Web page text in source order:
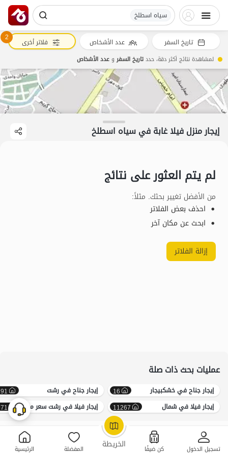
سیاه اسطلخ
الخريطة تسجيل الدخول كن ضيفًا المفضلة الرئيسية
OpenStreetMap
إيجار منزل فيلا غابة في سیاه اسطلخ
لم يتم العثور على نتائج
من الأفضل تغيير بحثك. مثلاً:
احذف بعض الفلاتر
ابحث عن مكان آخر
إزالة الفلاتر
عمليات بحث ذات صلة
إيجار جناح في خشکبیجار 16 إيجار جناح في رشت
إيجار فيلا في شمال
11267 إيجار فيلا في رشت سعر معقول
تاريخ السفر عدد الأشخاص 2 فلاتر أخرى
لمشاهدة نتائج أكثر دقة، حددتاريخ السفروعدد الأشخاص